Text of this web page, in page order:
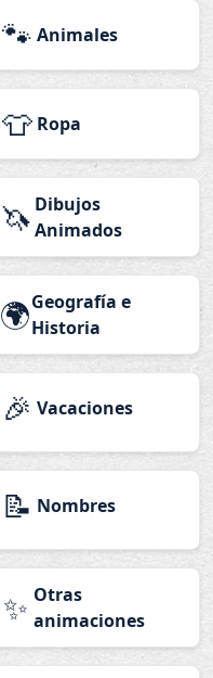
🐾 Animales
👕 Ropa
🦄 Dibujos
Animados
🌍Geografía e
Historia
🎉 Vacaciones
📝 Nombres
✨ Otras
animaciones